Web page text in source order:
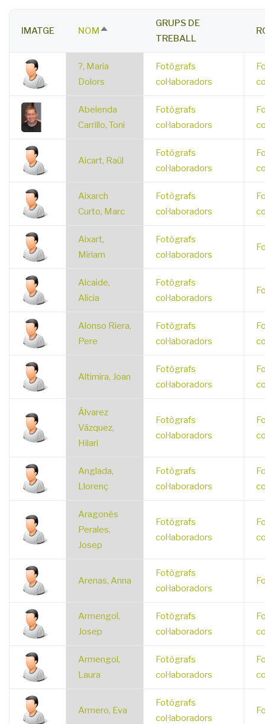
IMATGE NOMSORT
GRUPS DE
TREBALL
?, Maria
Dolors
Fotògrafs
col·laboradors
Abelenda
Carrillo, Toni
Fotògrafs
col·laboradors
Aicart, Raül
Fotògrafs
col·laboradors
Aixarch
Curto, Marc
Fotògrafs
col·laboradors
Aixart,
Míriam
Fotògrafs
col·laboradors
Alcaide,
Alícia
Fotògrafs
col·laboradors
Alonso Riera,
Pere
Fotògrafs
col·laboradors
Altimira, Joan
Fotògrafs
col·laboradors
Álvarez
Vázquez,
Hilari
Fotògrafs
col·laboradors
Anglada,
Llorenç
Fotògrafs
col·laboradors
Aragonès
Perales,
Josep
Fotògrafs
col·laboradors
Arenas, Anna
Fotògrafs
col·laboradors
Armengol,
Josep
Fotògrafs
col·laboradors
Armengol,
Laura
Fotògrafs
col·laboradors
Armero, Eva
Fotògrafs
col·laboradors